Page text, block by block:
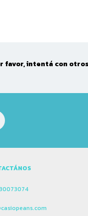
favor, intentá con